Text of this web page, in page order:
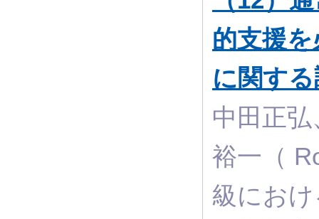
的支援
に関す
中田正
裕一（
級にお